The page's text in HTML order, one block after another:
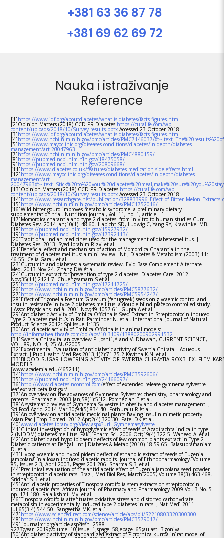
+381 63 36 87 78
+381 69 62 69 72
Nauka i istraživanje
Reference
[1]https://www.idf.org/aboutdiabetes/what-is-diabetes/facts-figures.html
[2]Opinion Matters (2018) CCD PR Diabetes https://curalife.com/wp-
content/uploads/2018/10/Survey-results.pptx Accessed 23 October 2018.
[3]https://www.idf.org/aboutdiabetes/what-is-diabetes/facts-figures.html
[4]https://www.ncbi.nlm.nih.gov/pmc/articles/PMC7146037/
[5]https://www.mayoclinic.org/diseases-conditions/diabetes/in-depth/diabetes-
management/art-20047963
[7]https://www.ncbi.nlm.nih.gov/pmc/articles/PMC4880159/
[8]https://pubmed.ncbi.nlm.nih.gov/18475058/
[9]https://pubmed.ncbi.nlm.nih.gov/20809668/
[11]https://www.diabetes.co.uk/features/diabetes-medication-side-effects.html
[12]https://www.mayoclinic.org/diseases-conditions/diabetes/in-depth/diabetes-
management/art-
[13]Opinion Matters (2018) CCD PR Diabetes.https://curalife.com/wp-
content/uploads/2018/10/Survey-results.pptx Accessed 23 October 2018.
[14]https://www.researchgate.net/publication/
[15]https://www.ncbi.nlm.nih.gov/pmc/articles/PMC1752016/
[16]Wild bitter gourd improves metabolic syndrome: a preliminary dietary
supplementation trial. Nutrition Journal, vol. 11, no. 1, article
[17]Momordica charantia and type 2 diabetes: from in vitro to human studies Curr
Diabetes Rev. 2014 Jan;10(1): 48-60..Habicht SD, Ludwig C, Yang RY, Krawinkel MB.
[18]https://pubmed.ncbi.nlm.nih.gov/15927932/
[19]https://pubmed.ncbi.nlm.nih.gov/17392113/
[20]Traditional Indian medicines used for the management of diabetesmellitus. J
Diabetes Res. 2013. Syed Ibrahim Rizvi et al
[21]Beneficial effect and mechanism of action of Momordica Charantia in the
treatment of diabetes mellitus: a mini review. INt J Diabetes & Metabolism (2003) 11:
46-55. Celia Garau et al.
[23]Curcumin and diabetes: a systematic review. Evid Base Complement Alternate
Med. 2013 Nov 24. Zhang DW et al.
[24]Curcumin extract for prevention of type 2 diabetes: Diabetes Care. 2012
Nov;35(11):2121-7. Chuengsamarn S et al.
[25]https://pubmed.ncbi.nlm.nih.gov/17211725/
[26]https://www.ncbi.nlm.nih.gov/pmc/articles/PMC5877632/
[27]https://www.ncbi.nlm.nih.gov/pmc/articles/PMC5954247/
[28]Effect of Trigonella Foenum-Graecum (fenugreek) seeds on glycaemic control and
insulin resistance in type 2 diabetes mellitus: a double blind placebo controlled study.
J Assoc Physicians India. 2001 Nov;49:1057-61. Gupta A et al.
[29]Antidiabetic Activity of Emblica Officinalis Seed Extract in Streptozotocin induced
Type 2 Diabetes mellitus in Rat. Parminder N. et al. International Journal of Natural
Product Science 2012: Spl Issue 1:135.
[30]Anti-diabetic activity of Emblica Officinalis in animal models:
http://informahealthcare.com/doi/abs/10.3109/13880200902991532
[31]Swertia Chirayita- an overview P. Joshi1,* and V. Dhawan, CURRENT SCIENCE,
VOL. 89, NO. 4, 25 AUG2005
[32]Experimental Evaluation of antidiabetic activity of Swertia Chirata – Aqueous
Extract. J Pub Health Med Res 2013;1(2):71-75.2 Kavitha K.N. et al.
MODELS:
[www.academia.edu/465211)
[34]https://www.ncbi.nlm.nih.gov/pmc/articles/PMC3592606/
[35]https://pubmed.ncbi.nlm.nih.gov/24166097/
[36]http://www.diabetesincontrol.com/effect-of-extended-release-gymnema-sylvestre-
leaf-extract-beta-fast-gxr/
[37]An overview on the advances of Gymnema Sylvestre: chemistry, pharmacology and
patents. Pharmazie. 2003 Jan;58(1):5-12. Porchezian E et al.
[38]A systematic review of Gymnema Sylvestre in obesity and diabetes management. J
Sci Food Agric. 2014 Mar 30;94(5):834-40. Pothuraju R et al.
[39]An overview on antidiabetic medicinal plants having insulin mimetic property.
Asian Pac J Trop Biomed. 2012 Apr;2(4):320-30. Patel DK et al.
[40]www.diabeteslibrary.org/View.aspx?url=Gymnemasylveste
[41]Clinical investigation of hypoglycemic effect of seeds of Azadirachta-indica in type-
2 (NIDDM) diabetes mellitus. Pak J Pharm Sci. 2006 Oct;19(4):322-5. Waheed A. et al.
[42]Antidiabetic and hypolipidaemic effects of few common plants extract in Type 2
Diabetic patients at Bengal. Int J Diabetes & Metab (2010) 18:59-65. Balasubramaniam
D. et al.
[43]Hypoglycaemic and hypolipidemic effect of ethanolic extract of seeds of Eugenia
jambolana in alloxan-induced diabetic rabbits. Journal of Ethnopharmacology. Volume
85, Issues 2-3, April 2003, Pages 201-206. Sharma S.B. et al.
[44]Preclinical evaluation of the antidiabetic effect of Eugenia jambolana seed powder
in streptozotcin-diabetic rats. Braz J Med Biol Res, March 2005, Volume 38(3) 463-468.
Sridhar S.B. et al.
[45]Anti-diabetic properties of Tinospora cordifolia stem extracts on streptozotocin-
induced diabetic rats. African Journal of Pharmacy and Pharmacology 2009 Vol. 3 No. 5
pp. 171-180. Rajalkshmi. My. et al.
[46]Tinospora cordifolia attentuates oxidative stress and distorted carbohydrate
metabolism in experimentally induced type 2 diabetes in rats. J Nat Med. 2011
Jul;65(3-4):544-50. Sangeetha MK. et al.
[47]https://www.sciencedirect.com/science/article/abs/pii/S2210803320300300
[48]https://www.ncbi.nlm.nih.gov/pmc/articles/PMC3579017/
[49] journalrcr.org/article.asp?issn=2588-
9273;year=2019;volume=10;issue=1;spage=58;epage=65;aulast=Bigoniya
[50]Antidiabetic activity of standardized extract of Picrorhiza kurroa in rat model of